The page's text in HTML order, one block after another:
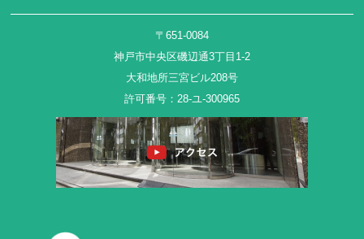
〒651-0084
神戸市中央区磯辺通3丁目1-2
大和地所三宮ビル208号
許可番号：28-ユ-300965